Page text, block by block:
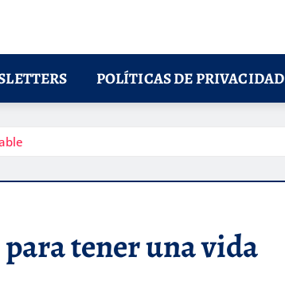
POLÍTICAS DE PRIVACIDAD
tener una vida